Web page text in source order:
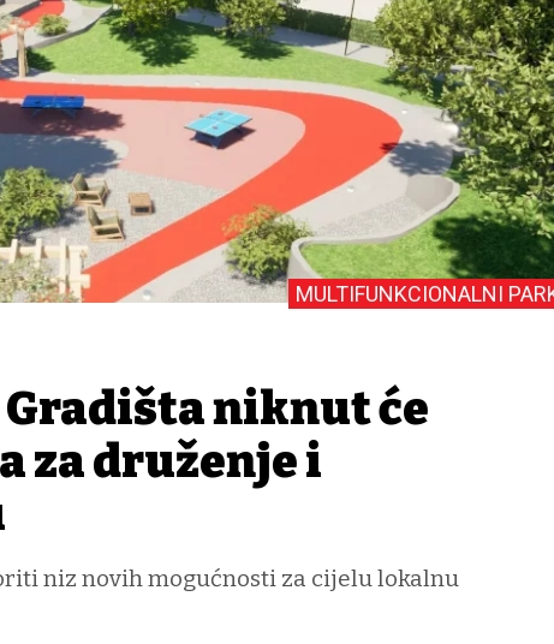
MULTIFUNKCIONALNI
niknut će
za druženje i
niz novih mogućnosti za cijelu lokalnu